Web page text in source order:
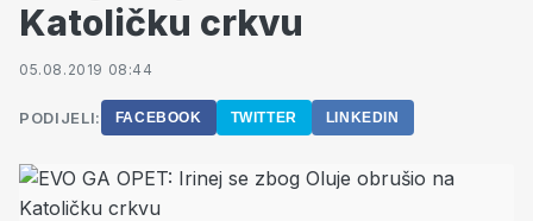
Katoličku crkvu
05.08.2019 08:44
PODIJELI: FACEBOOK TWITTER LINKEDIN